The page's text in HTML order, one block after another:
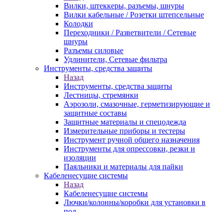
Вилки, штеккеры, разъемы, шнуры
Вилки кабельные / Розетки штепсельные
Колодки
Переходники / Разветвители / Сетевые
шнуры
Разъемы силовые
Удлинители, Сетевые фильтра
Инструменты, средства защиты
Назад
Инструменты, средства защиты
Лестницы, стремянки
Аэрозоли, смазочные, герметизирующие и
защитные составы
Защитные материалы и спецодежда
Измерительные приборы и тестеры
Инструмент ручной общего назначения
Инструменты для опрессовки, резки и
изоляции
Паяльники и материалы для пайки
Кабеленесущие системы
Назад
Кабеленесущие системы
Лючки/колонны/коробки для установки в